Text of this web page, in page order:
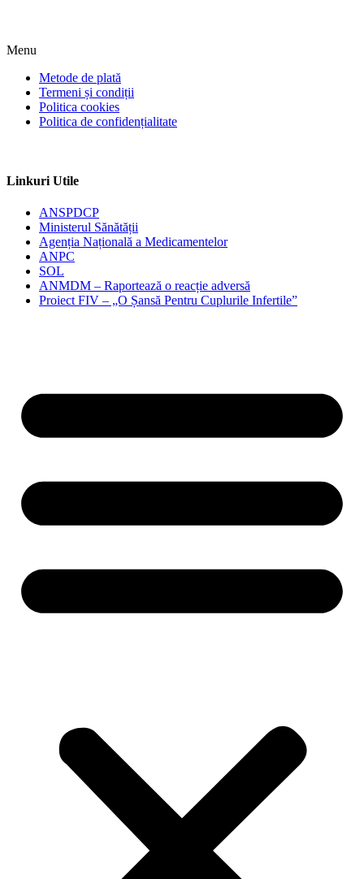
Menu
Metode de plată
Termeni și condiții
Politica cookies
Politica de confidențialitate
Linkuri Utile
ANSPDCP
Ministerul Sănătății
Agenția Națională a Medicamentelor
ANPC
SOL
ANMDM – Raportează o reacție adversă
Proiect FIV – „O Șansă Pentru Cuplurile Infertile”